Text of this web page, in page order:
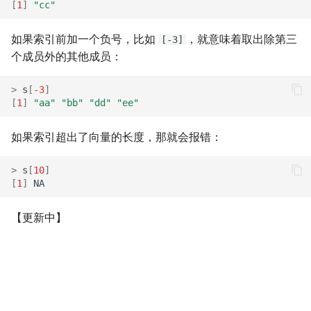
[1 ] "cc"
如果索引前加一个负号，比如 [-3]
，就意味着取出除第三
个成员外的其他成员：
> s [ -3]
[1 ] "aa" "bb" "dd" "ee"
如果索引超出了向量的长度，那就会报错：
> s [10]
[1 ] NA
【更新中】